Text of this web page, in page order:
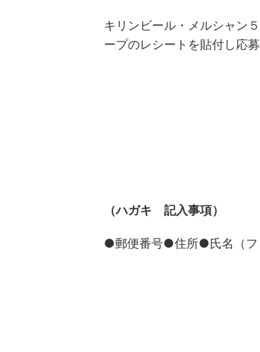
キリンビール・メルシャン
ープのレシートを貼付し応
（ハガキ 記入事項）
●郵便番号●住所●氏名（